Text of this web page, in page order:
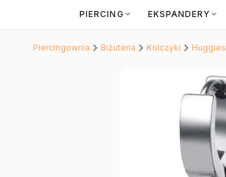
PIERCING EKSPANDERY
Piercingownia Biżuteria Kolczyki Huggies